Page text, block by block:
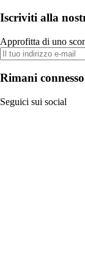
Iscriviti alla
Approfitta di uno
Rimani connesso
Seguici sui social